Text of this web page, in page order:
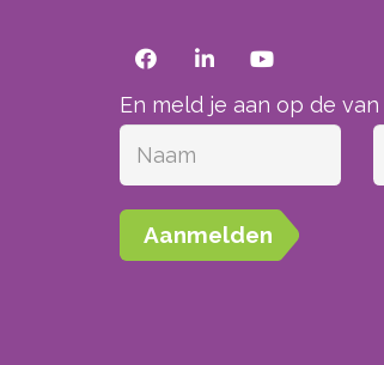
En meld je aan op de
Aanmelden